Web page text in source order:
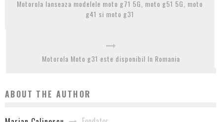
Motorola lanseaza modelele moto g71 5G, moto g51 5G, moto
g41 si moto g31
Motorola Moto g31 este disponibil In Romania
ABOUT THE AUTHOR